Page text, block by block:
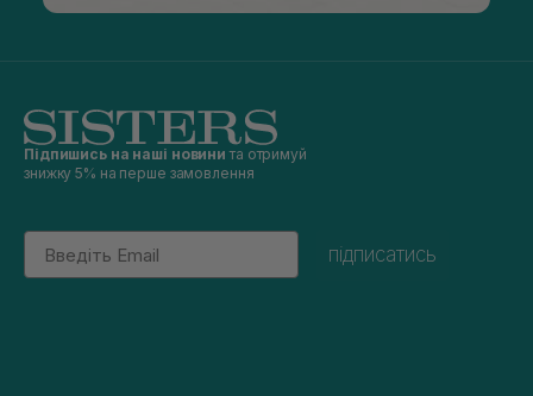
Підпишись на наші новини та отримуй
знижку 5% на перше замовлення
Email
підписатись